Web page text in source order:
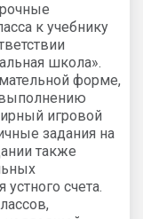
к учебнику
школа».
форме,
игровой
задания на
также
счета.